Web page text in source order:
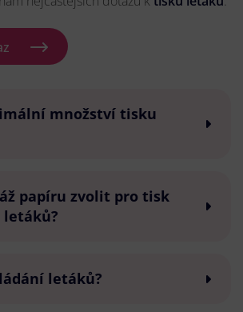
množství tisku
papíru zvolit pro tisk
letáků?